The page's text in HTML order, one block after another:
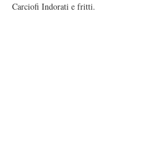
Carciofi Indorati e fritti.